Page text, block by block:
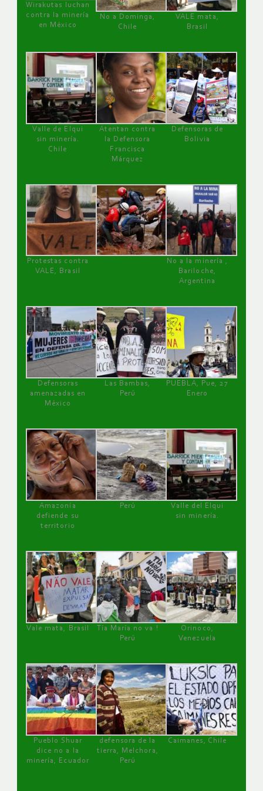
Wirakutas luchan
contra la minería
en México
No a Dominga,
Chile
VALE mata,
Brasil
Valle de Elqui
sin minería.
Chile
Atentan contra
la Defensora
Francisca
Márquez
Defensoras de
Bolivia
Protestas contra
VALE, Brasil
No a la minería ,
Bariloche,
Argentina
Defensoras
amenazadas en
México
Las Bambas,
Perú
PUEBLA, Pue, 27
Enero
Amazonía
defiende su
territorio
Perú
Valle del Elqui
sin minería.
Vale mata, Brasil
Tía María no va !
Perú
Orinoco,
Venezuela
Pueblo Shuar
dice no a la
minería, Ecuador
defensora de la
tierra, Melchora,
Perú
Caimanes, Chile